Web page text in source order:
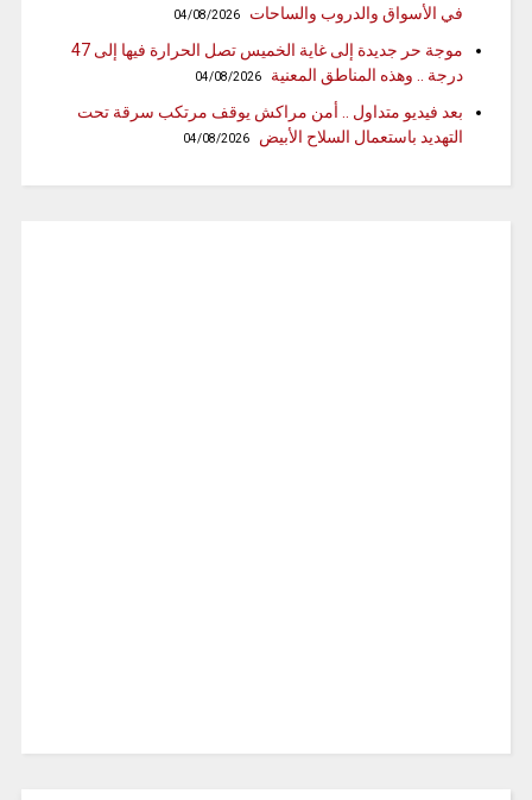
في الأسواق والدروب والساحات
04/08/2026
موجة حر جديدة إلى غاية الخميس تصل الحرارة فيها إلى 47
درجة .. وهذه المناطق المعنية
04/08/2026
بعد فيديو متداول .. أمن مراكش يوقف مرتكب سرقة تحت
التهديد باستعمال السلاح الأبيض
04/08/2026